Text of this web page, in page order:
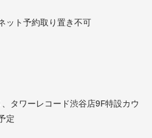
ット予約取り置き不可
タワーレコード渋谷店9F特設カウ
定